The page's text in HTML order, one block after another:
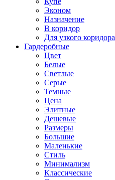
Эконом
Назначение
В коридор
Для узкого коридора
Гардеробные
Цвет
Белые
Светлые
Серые
Темные
Цена
Элитные
Дешевые
Размеры
Большие
Маленькие
Стиль
Минимализм
Классические